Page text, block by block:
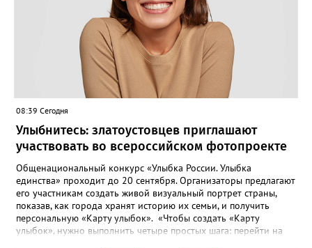
08:39 Сегодня
Улыбнитесь: златоустовцев приглашают
участвовать во всероссийском фотопроекте
Общенациональный конкурс «Улыбка России. Улыбка
единства» проходит до 20 сентября. Организаторы предлагают
его участникам создать живой визуальный портрет страны,
показав, как города хранят историю их семьи, и получить
персональную «Карту улыбок». «Чтобы создать «Карту
улыбок», нужно выполнить четыре простых шага: перейти на